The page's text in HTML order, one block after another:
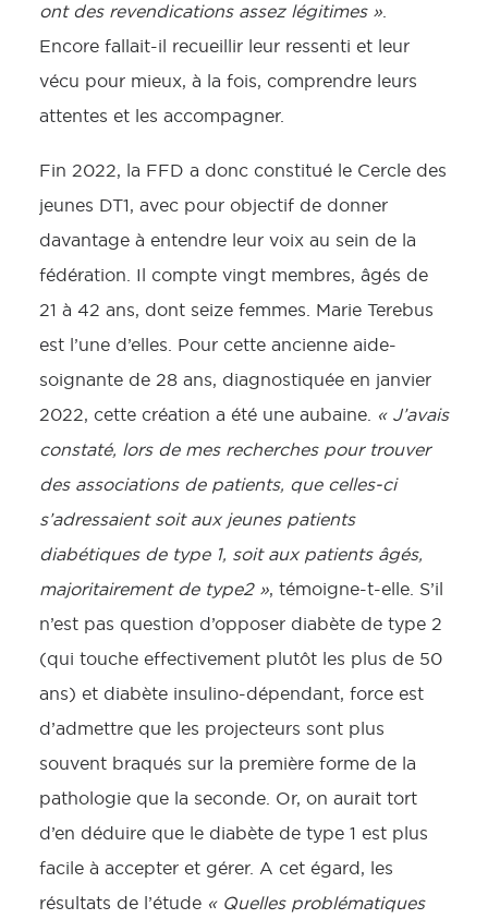
ont des revendications assez légitimes »
Encore fallait-il recueillir leur ressenti et leur
vécu pour mieux, à la fois, comprendre leurs
attentes et les accompagner.
Fin 2022, la FFD a donc constitué le Cercle des
jeunes DT1, avec pour objectif de donner
davantage à entendre leur voix au sein de la
fédération. Il compte vingt membres, âgés de
21 à 42 ans, dont seize femmes. Marie Terebus
est l’une d’elles. Pour cette ancienne aide-
soignante de 28 ans, diagnostiquée en janvier
2022, cette création a été une aubaine.
« J’avais
constaté, lors de mes recherches pour trouver
des associations de patients, que celles-ci
s’adressaient soit aux jeunes patients
diabétiques de type 1, soit aux patients âgés,
majoritairement de type2 », témoigne-t-elle. S’il
n’est pas question d’opposer diabète de type 2
(qui touche effectivement plutôt les plus de 50
ans) et diabète insulino-dépendant, force est
d’admettre que les projecteurs sont plus
souvent braqués sur la première forme de la
pathologie que la seconde. Or, on aurait tort
d’en déduire que le diabète de type 1 est plus
facile à accepter et gérer. A cet égard, les
résultats de l’étude « Quelles problématiques